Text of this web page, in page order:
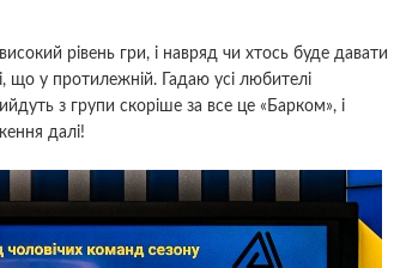
рівень гри, і навряд чи хтось буде давати
що у протилежній. Гадаю усі любителі
з групи скоріше за все це «Барком», і
далі!